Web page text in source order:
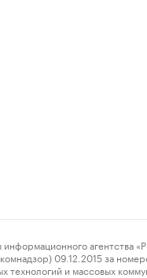
агентства
09.12.2015 за
и массовых